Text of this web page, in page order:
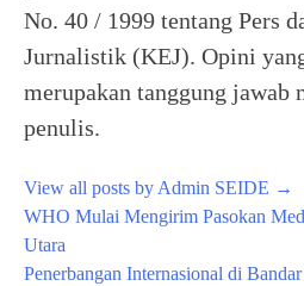
No. 40 / 1999 tentang Pers
Jurnalistik (KEJ). Opini
merupakan tanggung jawab
penulis.
View all posts by Admin SEIDE →
Post
navigation
WHO Mulai Mengirim Pasokan
Utara
Penerbangan Internasional di